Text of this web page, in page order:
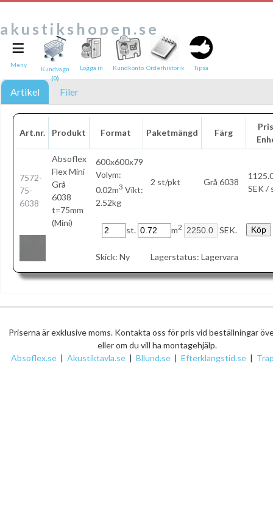
akustikshopen.se
Artikel Filer
Art.nr. Produkt Format Paketmängd Färg
7572-
75-
6038
Absoflex
Flex Mini
Grå
6038
t=75mm
(Mini)
600x600x79
Volym:
0.02m3 Vikt:
2.52kg
2 st/pkt Grå 6038
SEK /
st. m2 SEK.
Skick: Ny Lagerstatus: Lagervara
≡
Meny
Kundvagn
(0)
Logga in Kundkonto Orderhistorik Tipsa
Priserna är exklusive moms. Kontakta oss för pris vid beställningar
eller om du vill ha montagehjälp.
Absoflex.se | Akustiktavla.se | Bllund.se | Efterklangstid.se |
Tipsa en vän:
e-post*
Text